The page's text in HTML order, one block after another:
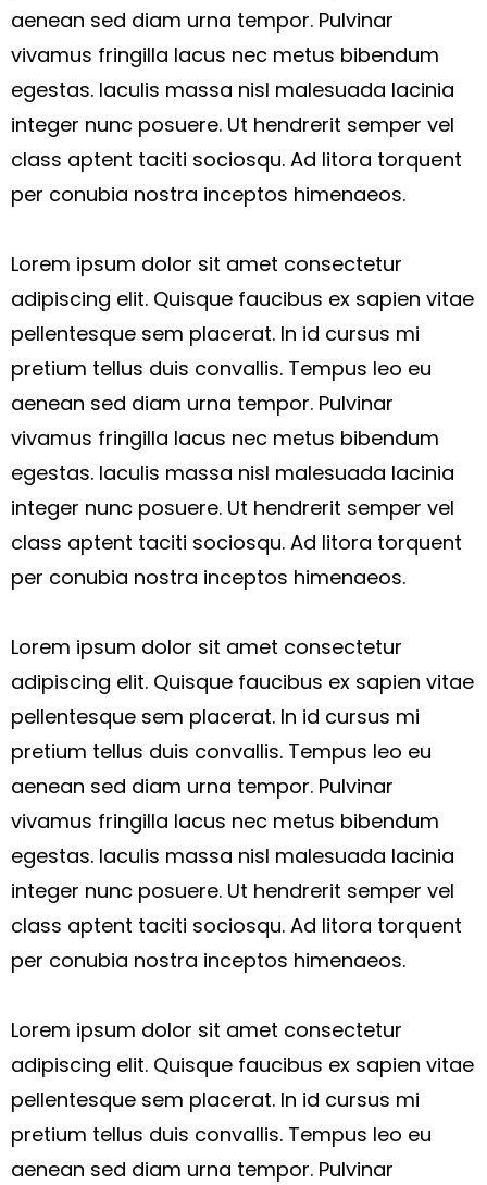
aenean sed diam urna tempor. Pulvinar
vivamus fringilla lacus nec metus bibendum
egestas. Iaculis massa nisl malesuada lacinia
integer nunc posuere. Ut hendrerit semper vel
class aptent taciti sociosqu. Ad litora torquent
per conubia nostra inceptos himenaeos.
Lorem ipsum dolor sit amet consectetur
adipiscing elit. Quisque faucibus ex sapien vitae
pellentesque sem placerat. In id cursus mi
pretium tellus duis convallis. Tempus leo eu
aenean sed diam urna tempor. Pulvinar
vivamus fringilla lacus nec metus bibendum
egestas. Iaculis massa nisl malesuada lacinia
integer nunc posuere. Ut hendrerit semper vel
class aptent taciti sociosqu. Ad litora torquent
per conubia nostra inceptos himenaeos.
Lorem ipsum dolor sit amet consectetur
adipiscing elit. Quisque faucibus ex sapien vitae
pellentesque sem placerat. In id cursus mi
pretium tellus duis convallis. Tempus leo eu
aenean sed diam urna tempor. Pulvinar
vivamus fringilla lacus nec metus bibendum
egestas. Iaculis massa nisl malesuada lacinia
integer nunc posuere. Ut hendrerit semper vel
class aptent taciti sociosqu. Ad litora torquent
per conubia nostra inceptos himenaeos.
Lorem ipsum dolor sit amet consectetur
adipiscing elit. Quisque faucibus ex sapien vitae
pellentesque sem placerat. In id cursus mi
pretium tellus duis convallis. Tempus leo eu
aenean sed diam urna tempor. Pulvinar